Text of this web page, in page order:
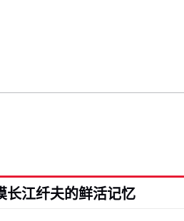
长江纤夫的鲜活记忆